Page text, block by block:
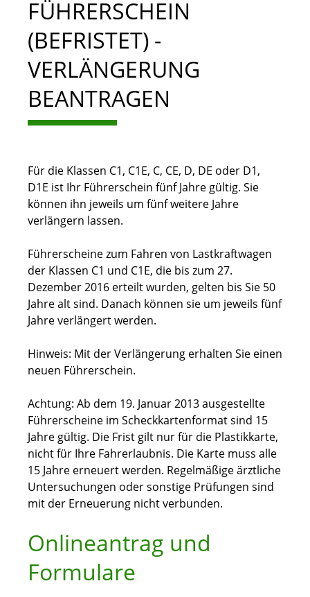
FÜHRERSCHEIN
(BEFRISTET) -
VERLÄNGERUNG
BEANTRAGEN
Für die Klassen C1, C1E, C, CE, D, DE oder D1,
D1E ist Ihr Führerschein fünf Jahre gültig. Sie
können ihn jeweils um fünf weitere Jahre
verlängern lassen.
Führerscheine zum Fahren von Lastkraftwagen
der Klassen C1 und C1E, die bis zum 27.
Dezember 2016 erteilt wurden, gelten bis Sie 50
Jahre alt sind. Danach können sie um jeweils fünf
Jahre verlängert werden.
Hinweis: Mit der Verlängerung erhalten Sie einen
neuen Führerschein.
Achtung: Ab dem 19. Januar 2013 ausgestellte
Führerscheine im Scheckkartenformat sind 15
Jahre gültig. Die Frist gilt nur für die Plastikkarte,
nicht für Ihre Fahrerlaubnis. Die Karte muss alle
15 Jahre erneuert werden. Regelmäßige ärztliche
Untersuchungen oder sonstige Prüfungen sind
mit der Erneuerung nicht verbunden.
Onlineantrag und
Formulare